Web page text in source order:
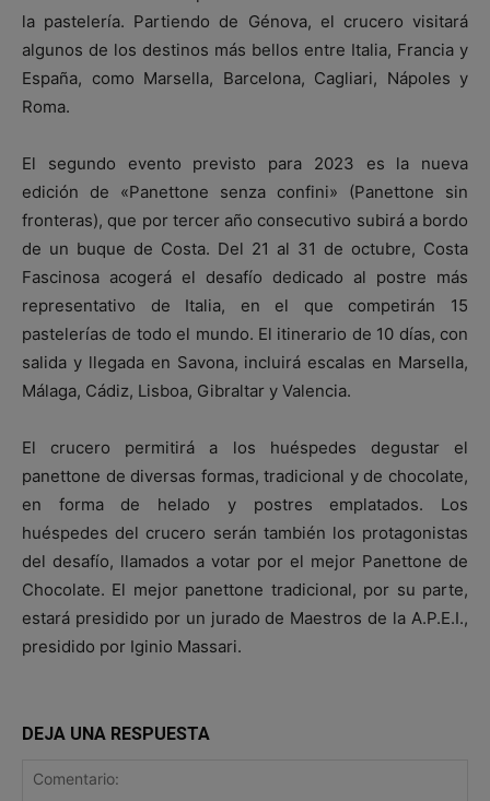
la pastelería. Partiendo de Génova, el crucero visitará
algunos de los destinos más bellos entre Italia, Francia y
España, como Marsella, Barcelona, Cagliari, Nápoles y
Roma.
El segundo evento previsto para 2023 es la nueva
edición de «Panettone senza confini» (Panettone sin
fronteras), que por tercer año consecutivo subirá a bordo
de un buque de Costa. Del 21 al 31 de octubre, Costa
Fascinosa acogerá el desafío dedicado al postre más
representativo de Italia, en el que competirán 15
pastelerías de todo el mundo. El itinerario de 10 días, con
salida y llegada en Savona, incluirá escalas en Marsella,
Málaga, Cádiz, Lisboa, Gibraltar y Valencia.
El crucero permitirá a los huéspedes degustar el
panettone de diversas formas, tradicional y de chocolate,
en forma de helado y postres emplatados. Los
huéspedes del crucero serán también los protagonistas
del desafío, llamados a votar por el mejor Panettone de
Chocolate. El mejor panettone tradicional, por su parte,
estará presidido por un jurado de Maestros de la A.P.E.I.,
presidido por Iginio Massari.
DEJA UNA RESPUESTA